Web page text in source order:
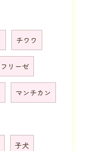
チワワ
リーゼ
マンチカン
子犬